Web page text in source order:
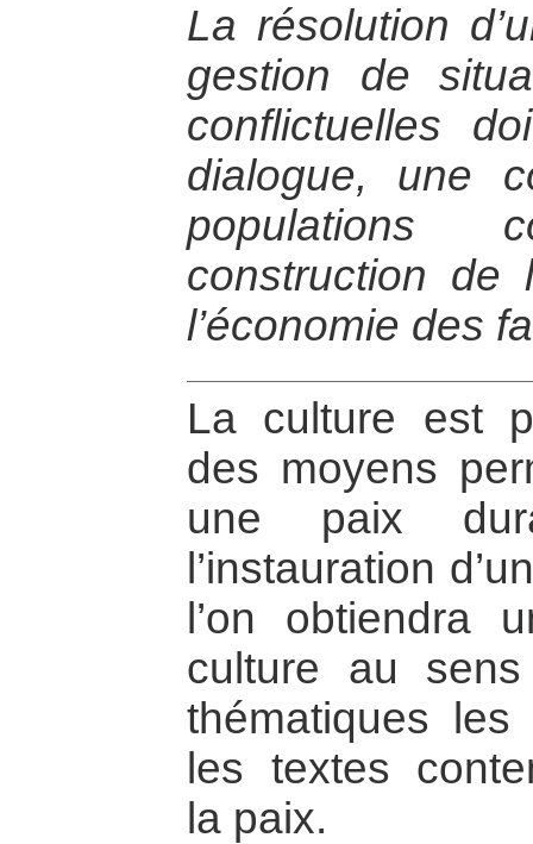
La résolution
gestion de
conflictuelles
dialogue, une
populations
construction
l’économie des
La culture est
des moyens
une paix
l’instauration
l’on obtiendra
culture au
thématiques
les textes
la paix.